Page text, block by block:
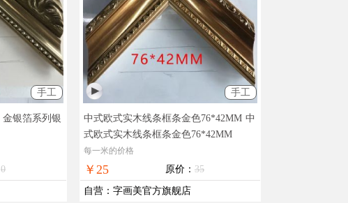
手工
金银箔系列银
0
手工
中式欧式实木线条框条金色76*42MM 中
式欧式实木线条框条金色76*42MM
每一米的价格
￥25 原价： 35
自营 ： 字画美官方旗舰店